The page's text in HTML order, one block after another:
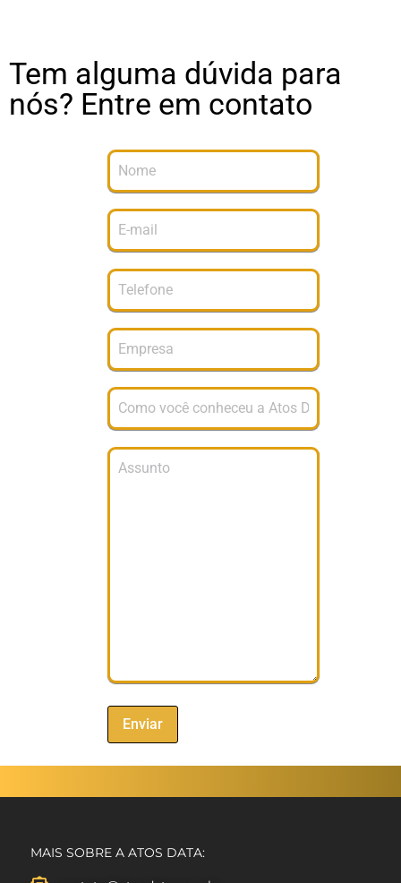
Tem alguma dúvida para
nós? Entre em contato
MAIS SOBRE A ATOS DATA: